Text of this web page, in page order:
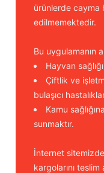
ürünlerde cayma
edilmemektedir.
Bu uygulamanın
Hayvan
Çiftlik ve
bulaşıcı
Kamu
sunmaktır.
İnternet
kargolarını